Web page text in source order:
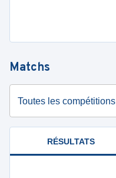
Matchs
Toutes les compétitions
RÉSULTATS